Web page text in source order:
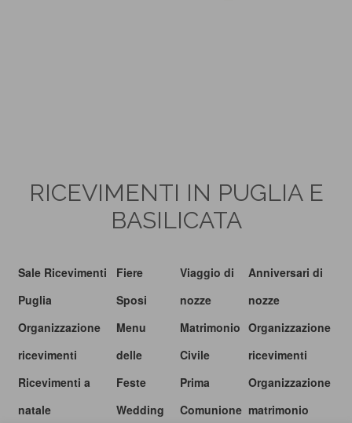
RICEVIMENTI IN PUGLIA E
BASILICATA
Sale Ricevimenti
Puglia
Organizzazione
ricevimenti
Ricevimenti a
natale
Fiere
Sposi
Menu
delle
Feste
Wedding
Viaggio di
nozze
Matrimonio
Civile
Prima
Comunione
Anniversari di
nozze
Organizzazione
ricevimenti
Organizzazione
matrimonio